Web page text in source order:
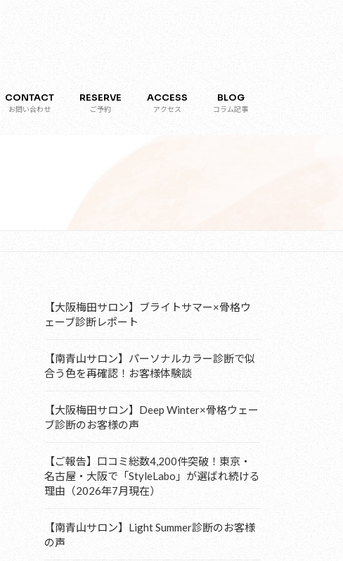
CONTACT
お問い合わせ
RESERVE
ご予約
ACCESS
アクセス
BLOG
コラム記事
【大阪梅田サロン】ブライトサマー×骨格ウ
ェーブ診断レポート
【南青山サロン】パーソナルカラー診断で似
合う色を再確認！お客様体験談
【大阪梅田サロン】Deep Winter×骨格ウェー
ブ診断のお客様の声
【ご報告】口コミ総数4,200件突破！東京・
名古屋・大阪で「StyleLabo」が選ばれ続ける
理由（2026年7月現在）
【南青山サロン】Light Summer診断のお客様
の声